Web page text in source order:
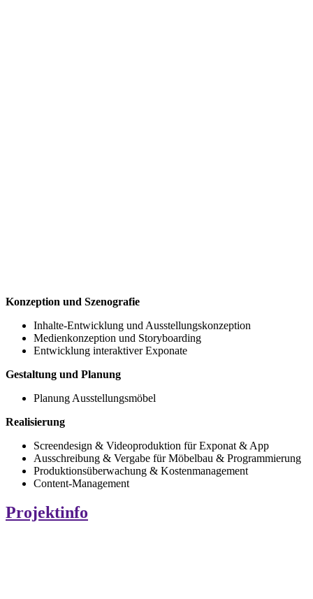
Konzeption und Szenografie
Inhalte-Entwicklung und Ausstellungskonzeption
Medienkonzeption und Storyboarding
Entwicklung interaktiver Exponate
Gestaltung und Planung
Planung Ausstellungsmöbel
Realisierung
Screendesign & Videoproduktion für Exponat & App
Ausschreibung & Vergabe für Möbelbau & Programmierung
Produktionsüberwachung & Kostenmanagement
Content-Management
Projektinfo